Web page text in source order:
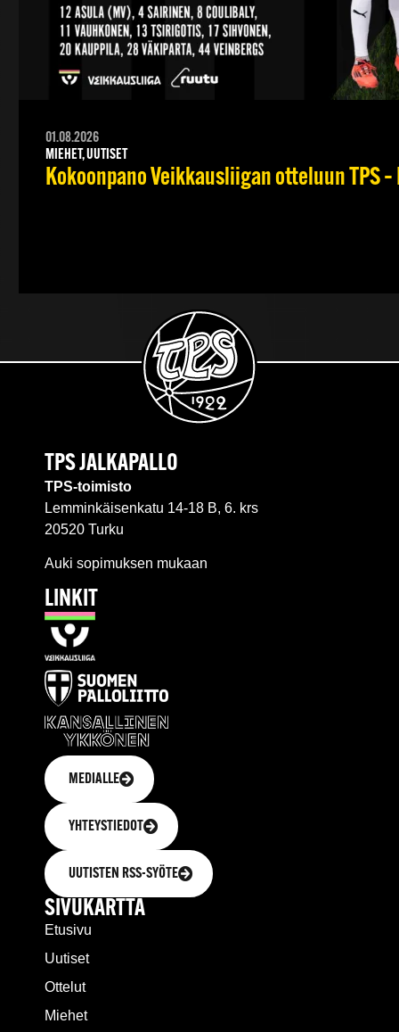
01.08.2026
MIEHET, UUTISET
Kokoonpano Veikkausliigan otteluun TPS
TPS JALKAPALLO
TPS-toimisto
Lemminkäisenkatu 14-18 B, 6. krs
20520 Turku
Auki sopimuksen mukaan
LINKIT
MEDIALLE
YHTEYSTIEDOT
UUTISTEN RSS-SYÖTE
SIVUKARTTA
Etusivu
Uutiset
Ottelut
Miehet